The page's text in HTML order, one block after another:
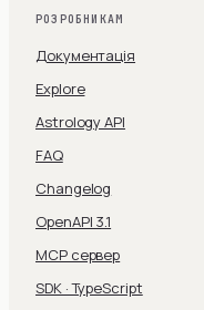
РОЗРОБНИКАМ
Документація
Explore
Astrology API
FAQ
Changelog
OpenAPI 3.1
MCP сервер
SDK · TypeScript